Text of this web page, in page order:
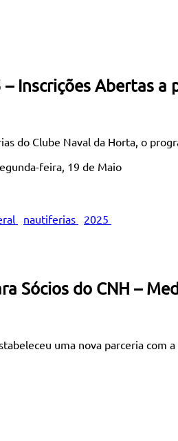
Inscrições Abertas
do Clube Naval da Horta, o
feira, 19 de Maio
nautiferias 2025
Sócios do CNH –
uma nova parceria com